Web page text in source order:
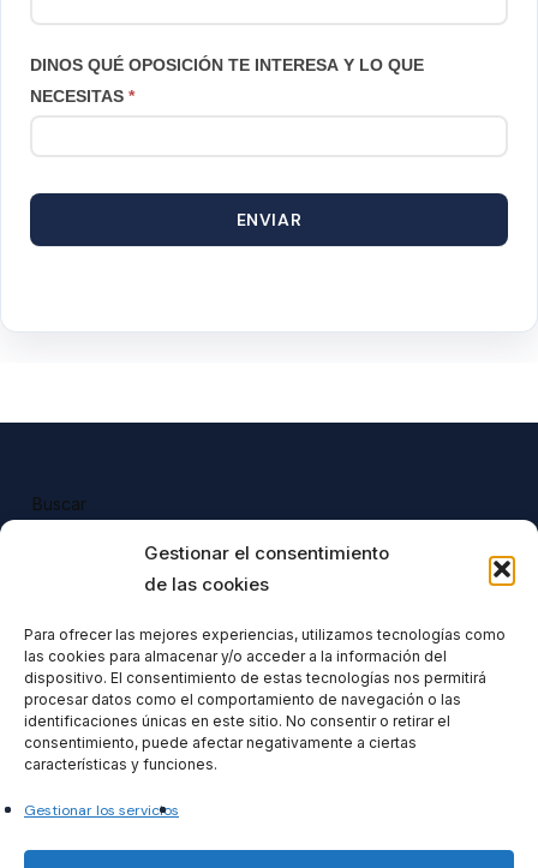
Gestionar el consentimiento
de las cookies
Para ofrecer las mejores experiencias, utilizamos tecnologías como
las cookies para almacenar y/o acceder a la información del
dispositivo. El consentimiento de estas tecnologías nos permitirá
procesar datos como el comportamiento de navegación o las
identificaciones únicas en este sitio. No consentir o retirar el
consentimiento, puede afectar negativamente a ciertas
características y funciones.
Gestionar los servicios
DINOS QUÉ OPOSICIÓN TE INTERESA Y LO QUE
NECESITAS *
ENVIAR
Buscar
Todos nuestros productos tienen
incluido el IVA en su precio.